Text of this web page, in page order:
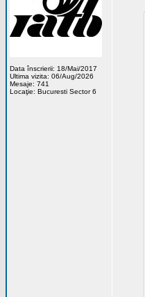
Data înscrierii: 18/Mai/2017
Ultima vizita: 06/Aug/2026
Mesaje: 741
Locaţie: Bucuresti Sector 6